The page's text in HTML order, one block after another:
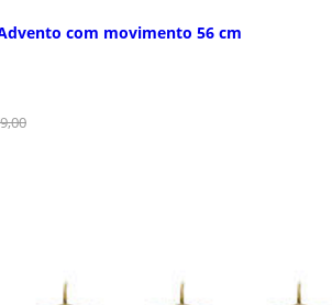
com movimento 56 cm